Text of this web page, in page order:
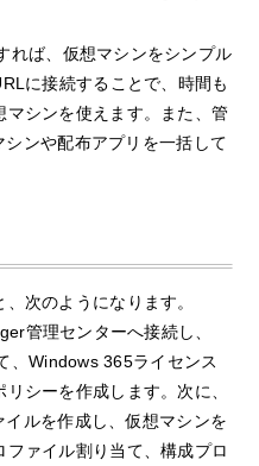
れば、仮想マシンをシンプル
に接続することで、時間も
シンを使えます。また、管
ンや配布アプリを一括して
次のようになります。
管理センターへ接続し、
、Windows 365ライセンス
シーを作成します。次に、
ルを作成し、仮想マシンを
ァイル割り当て、構成プロ